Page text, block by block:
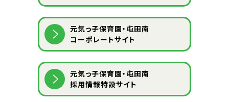
元気っ子保育園・屯田南
コーポレートサイト
元気っ子保育園・屯田南
採用情報特設サイト